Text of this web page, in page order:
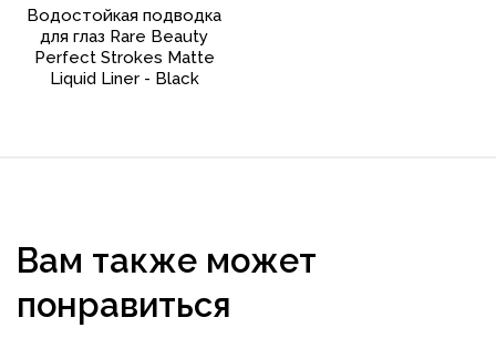
Водостойкая подводка
для глаз Rare Beauty
Perfect Strokes Matte
Liquid Liner - Black
Вам также может
понравиться